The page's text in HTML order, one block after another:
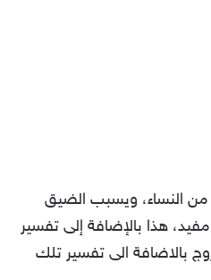
من النساء، ويسبب الضيق
هذا بالإضافة إلى تفسير
بالاضافة الى تفسير تلك